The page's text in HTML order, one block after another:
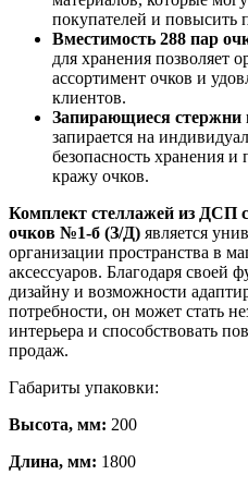
покупателей и повысить
Вместимость 288 пар
для хранения позволяет
ассортимент очков и
клиентов.
Запирающиеся стержни
запирается на
безопасность хранения
кражу очков.
Комплект стеллажей из ДСП
очков №1-б (З/Д) является
организации пространства в
аксессуаров. Благодаря своей
дизайну и возможности
потребности, он может стать
интерьера и способствовать
продаж.
Габариты упаковки:
Высота, мм: 200
Длина, мм: 1800